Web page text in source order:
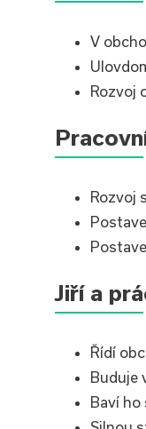
V
Rozvoj
Rozvoj
Jiří a
Řídí
Buduje
Baví